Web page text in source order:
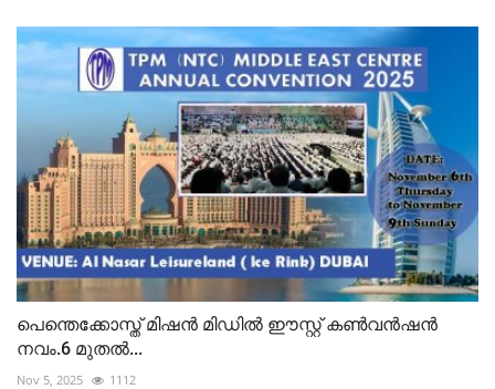
പെന്തെക്കോസ്ത് മിഷൻ മിഡിൽ ഈസ്റ്റ് കണ്‍വൻഷൻ
നവം.6 മുതല്‍...
Nov 5, 2025 1112